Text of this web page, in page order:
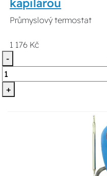
Průmyslový termostat
1 176 Kč
-
+